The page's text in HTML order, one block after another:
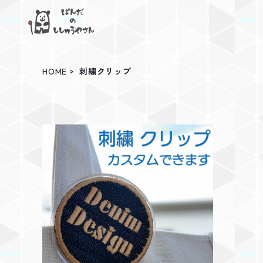
HOME 刺繍クリップ